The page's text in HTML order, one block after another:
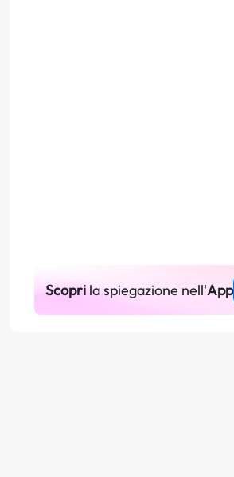
Scoprila spiegazione nell'App